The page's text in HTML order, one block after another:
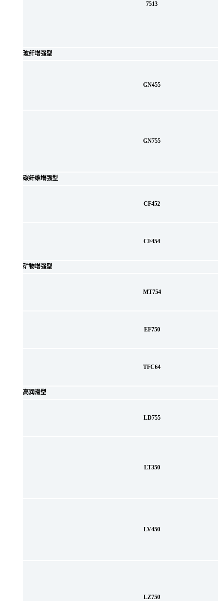
7513
玻纤增强型
GN455
GN755
碳纤维增强型
CF452
CF454
矿物增强型
MT754
EF750
TFC64
高润滑型
LD755
LT350
LV450
LZ750